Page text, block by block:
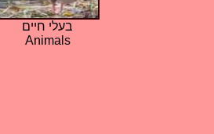
בעלי חיים
Animals